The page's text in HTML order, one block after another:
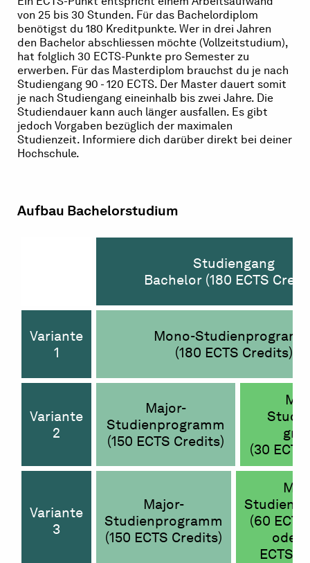
von 25 bis 30 Stunden. Für das Bachelordiplom
benötigst du 180 Kreditpunkte. Wer in drei Jahren
den Bachelor abschliessen möchte (Vollzeitstudium),
hat folglich 30 ECTS-Punkte pro Semester zu
erwerben. Für das Masterdiplom brauchst du je nach
Studiengang 90 - 120 ECTS. Der Master dauert somit
je nach Studiengang eineinhalb bis zwei Jahre. Die
Studiendauer kann auch länger ausfallen. Es gibt
jedoch Vorgaben bezüglich der maximalen
Studienzeit. Informiere dich darüber direkt bei deiner
Hochschule.
Aufbau Bachelorstudium
Studiengang
Bachelor (180 ECTS
Variante
1
Mono-
(180 ECTS Credits)
Variante
2
Major-
Studienprogramm
(150 ECTS Credits)
(30
Variante
3
Major-
Studienprogramm
(150 ECTS Credits)
(60
oder
ECTS